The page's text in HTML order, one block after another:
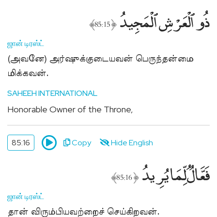
ذُو ٱلْعَرْشِ ٱلْمَجِيدُ ﴿85:15﴾
ஜான் டிரஸ்ட்
(அவனே) அர்ஷுக்குடையவன் பெருந்தன்மை
மிக்கவன்.
SAHEEH INTERNATIONAL
Honorable Owner of the Throne,
85:16 Copy Hide English
فَعَّالٌۭ لِّمَا يُرِيدُ ﴿85:16﴾
ஜான் டிரஸ்ட்
தான் விரும்பியவற்றைச் செய்கிறவன்.